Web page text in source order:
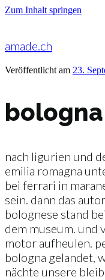
Zum Inhalt springen
amade.ch
Veröffentlicht am 23.
bologna
nach ligurien und
emilia romagna
bei ferrari in
sein. dann das
bolognese stand
dem museum. und
motor aufheulen.
bologna gelandet,
nächte unsere